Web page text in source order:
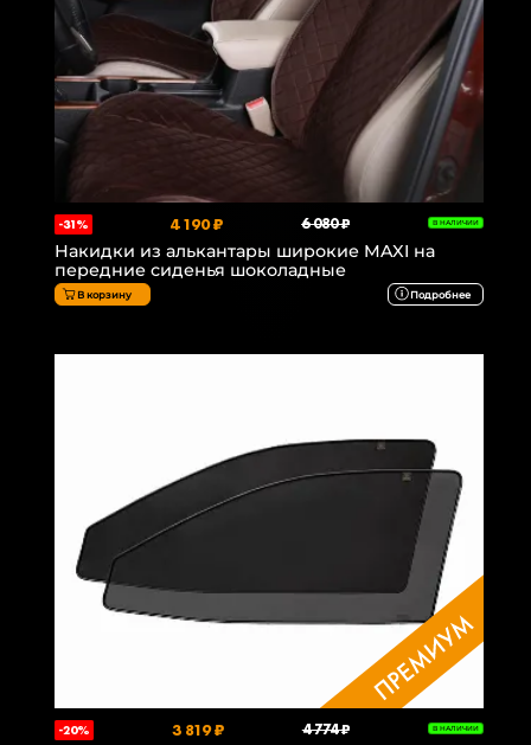
-31% 4 190 ₽ 6 080 ₽ В НАЛИЧИИ
Накидки из алькантары широкие MAXI на
передние сиденья шоколадные
В корзину Подробнее
-20% 3 819 ₽ 4 774 ₽ В НАЛИЧИИ